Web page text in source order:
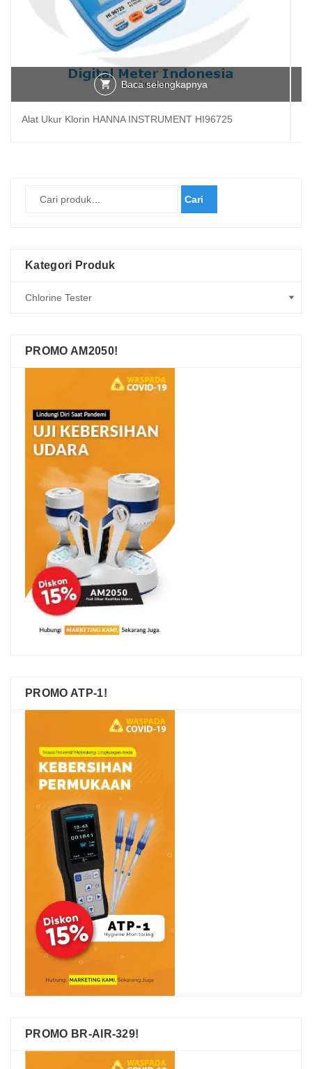
Baca selengkapnya
Alat Ukur Klorin HANNA INSTRUMENT HI96725
Cari
Kategori Produk
PROMO AM2050!
PROMO ATP-1!
PROMO BR-AIR-329!